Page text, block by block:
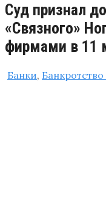
Суд признал
«Связного»
фирмами в 11
Банки,